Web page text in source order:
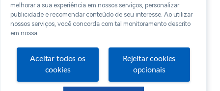
melhorar a sua experiência em nossos serviços, personalizar
publicidade e recomendar conteúdo de seu interesse. Ao utilizar
nossos serviços, você concorda com tal monitoramento descrito
em nossa
Aceitar todos os
cookies
Rejeitar cookies
opcionais